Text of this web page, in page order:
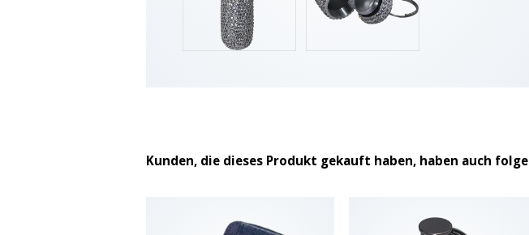
Kunden, die dieses Produkt gekauft haben, haben auch